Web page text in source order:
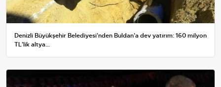
Denizli Büyükşehir Belediyesi'nden Buldan'a dev yatırım: 160 milyon
TL'lik altya...